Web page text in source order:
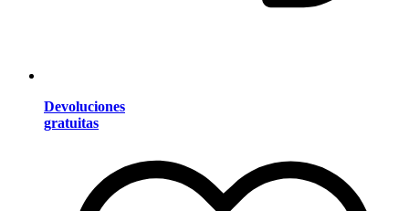
Devoluciones
gratuitas